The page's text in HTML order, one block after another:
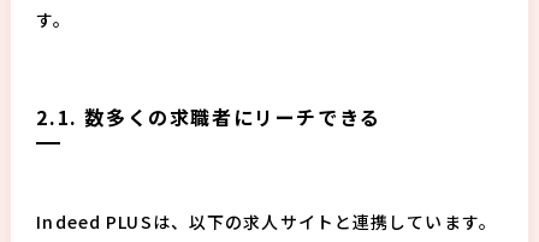
す。
2.1. 数多くの求職者にリーチできる
Indeed PLUSは、以下の求人サイトと連携しています。